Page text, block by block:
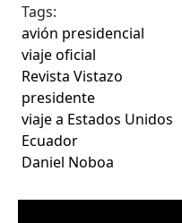
Tags:
avión presidencial
viaje oficial
Revista Vistazo
presidente
viaje a Estados Unidos
Ecuador
Daniel Noboa